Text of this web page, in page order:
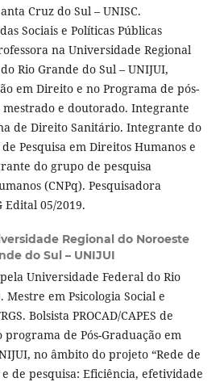
Cruz do Sul – UNISC.
Sociais e Políticas Públicas
na Universidade Regional
Rio Grande do Sul – UNIJUI,
em Direito e no Programa de pós-
e doutorado. Integrante
de Direito Sanitário. Integrante do
Pesquisa em Direitos Humanos e
do grupo de pesquisa
(CNPq). Pesquisadora
Edital 05/2019.
Regional do Noroeste
do Sul – UNIJUI
Universidade Federal do Rio
Mestre em Psicologia Social e
Bolsista PROCAD/CAPES de
de Pós-Graduação em
no âmbito do projeto “Rede de
de pesquisa: Eficiência, efetividade